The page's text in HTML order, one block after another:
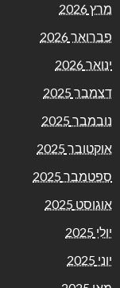
מרץ 2026
פברואר 2026
ינואר 2026
דצמבר 2025
נובמבר 2025
אוקטובר 2025
ספטמבר 2025
אוגוסט 2025
יולי 2025
יוני 2025